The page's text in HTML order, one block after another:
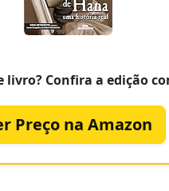
livro? Confira a edição
Preço na Amazon